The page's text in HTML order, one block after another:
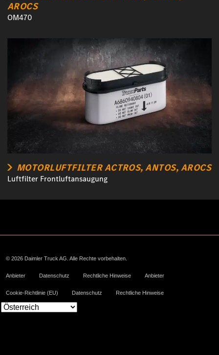
AROCS
OM470
MOTORLUFTFILTER ACTROS, ANTOS, AROCS
Luftfilter Frontluftansaugung
© 2026 Daimler Truck AG. Alle Rechte vorbehalten.
Anbieter Datenschutz Rechtliche Hinweise Anbieter
Cookie-Richtlinie (EU) Datenschutz Rechtliche Hinweise